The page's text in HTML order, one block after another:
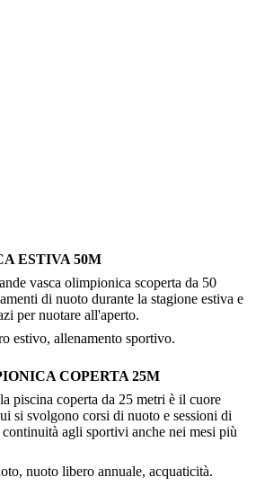
ESTIVA 50M
vasca olimpionica scoperta da 50
di nuoto durante la stagione estiva e
per nuotare all'aperto.
estivo, allenamento sportivo.
COPERTA 25M
piscina coperta da 25 metri è il cuore
si svolgono corsi di nuoto e sessioni di
agli sportivi anche nei mesi più
nuoto libero annuale, acquaticità.